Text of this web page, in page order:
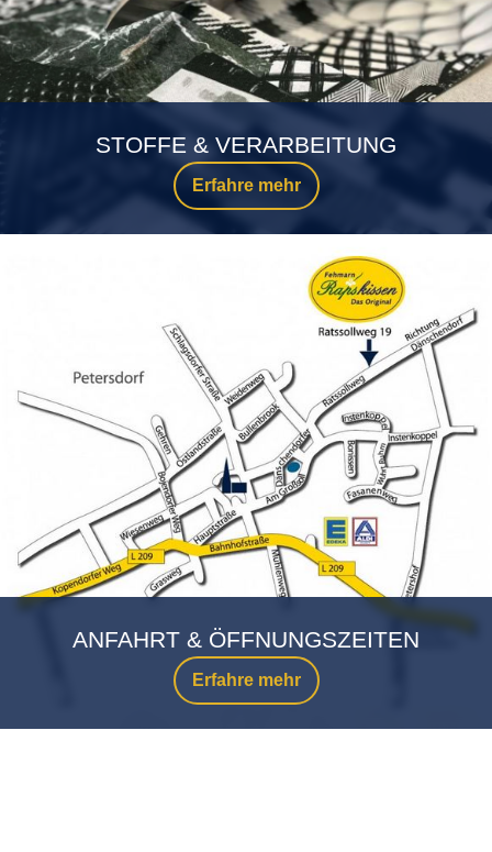
Erfahre mehr
STOFFE & VERARBEITUNG
Erfahre mehr
ANFAHRT & ÖFFNUNGSZEITEN